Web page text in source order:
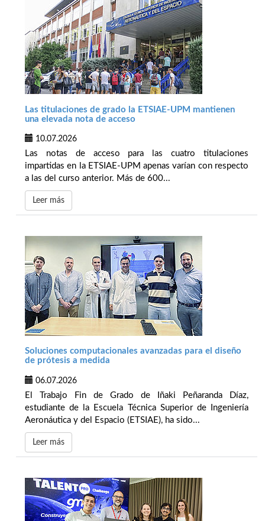
Las titulaciones de grado la ETSIAE-UPM mantienen
una elevada nota de acceso
10.07.2026
Las notas de acceso para las cuatro titulaciones
impartidas en la ETSIAE-UPM apenas varían con respecto
a las del curso anterior. Más de 600...
Leer más
Soluciones computacionales avanzadas para el diseño
de prótesis a medida
06.07.2026
El Trabajo Fin de Grado de Iñaki Peñaranda Díaz,
estudiante de la Escuela Técnica Superior de Ingeniería
Aeronáutica y del Espacio (ETSIAE), ha sido...
Leer más